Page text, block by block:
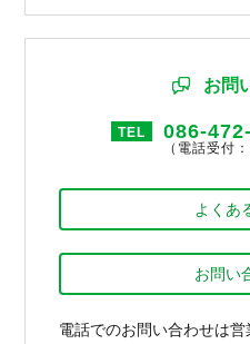
お問
TEL 086-
（電話受付
よくあ
お問い
電話でのお問い合わせは